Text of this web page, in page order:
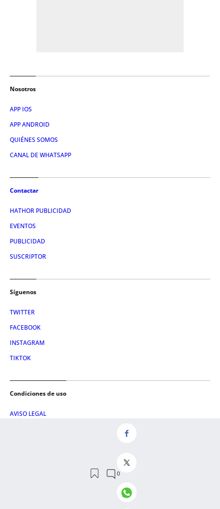
Nosotros
APP IOS
APP ANDROID
QUIÉNES SOMOS
CANAL DE WHATSAPP
Contactar
HATHOR PUBLICIDAD
EVENTOS
PUBLICIDAD
SUSCRIPTOR
Síguenos
TWITTER
FACEBOOK
INSTAGRAM
TIKTOK
Condiciones de uso
AVISO LEGAL